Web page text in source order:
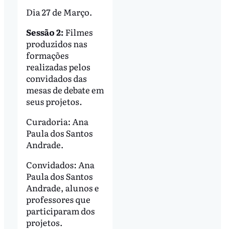
Dia 27 de Março.
Sessão 2: Filmes
produzidos nas
formações
realizadas pelos
convidados das
mesas de debate em
seus projetos.
Curadoria: Ana
Paula dos Santos
Andrade.
Convidados: Ana
Paula dos Santos
Andrade, alunos e
professores que
participaram dos
projetos.